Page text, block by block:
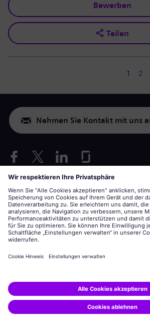
Bewerben
Teilen
1 2
Nehmen Sie Kontakt mit uns
Bewerbung unter Berücksichtigung von
siemens-energy.comGlobale Webseite
Unternehmensinformationen
Siemens Energy ist eine von der Siemens AG
© Siemens Energy, 2020 - 2026